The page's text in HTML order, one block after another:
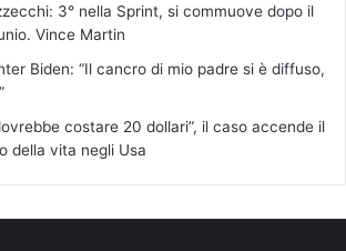
3° nella Sprint, si commuove dopo il
Vince Martin
Biden: “Il cancro di mio padre si è diffuso,
costare 20 dollari”, il caso accende il
della vita negli Usa